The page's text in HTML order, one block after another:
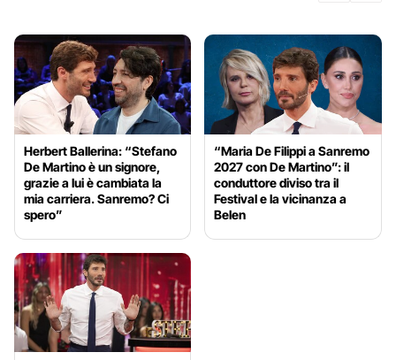
Herbert Ballerina: “Stefano
De Martino è un signore,
grazie a lui è cambiata la
mia carriera. Sanremo? Ci
spero”
“Maria De Filippi a Sanremo
2027 con De Martino”: il
conduttore diviso tra il
Festival e la vicinanza a
Belen